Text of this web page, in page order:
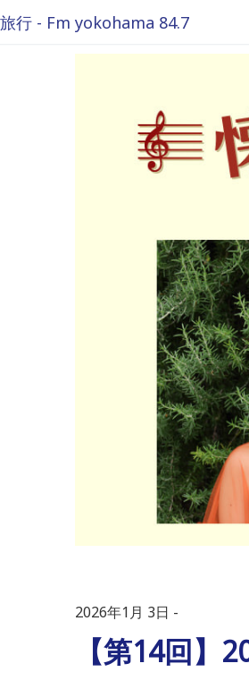
行 - Fm yokohama 84.7
2026年1月 3日
【第14回】